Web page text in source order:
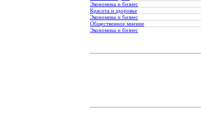
Экономика и бизнес
Красота и здоровье
Экономика и бизнес
Общественное мнение
Экономика и бизнес